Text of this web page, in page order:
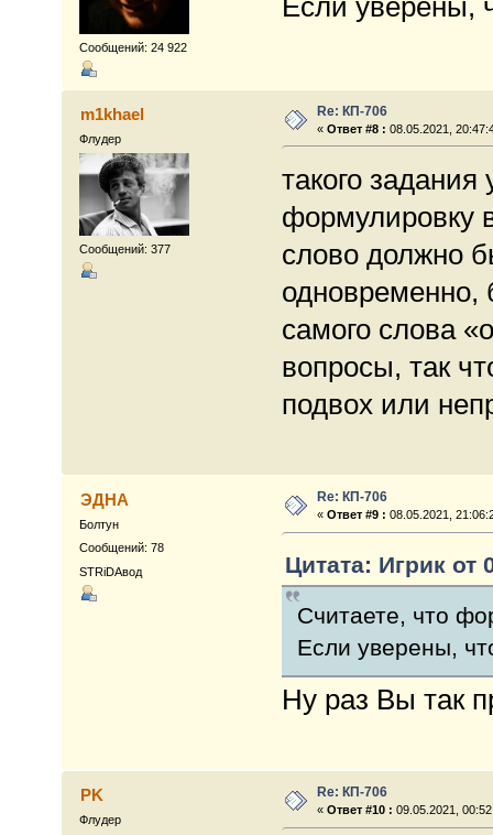
Сообщений: 24 922
Если уверены,
m1khael
Флудер
Сообщений: 377
Re: КП-706
«Ответ #8 : 08.05.2021,
такого
формулировку
слово должно
одновременно,
самого слова
вопросы, так
подвох или
ЭДНА
Болтун
Сообщений: 78
STRiDAвод
Re: КП-706
«Ответ #9 : 08.05.2021,
Цитата: Игрик от
Считаете, что
Если уверены,
Ну раз Вы так
PK
Флудер
Re: КП-706
«Ответ #10 : 09.05.2021,